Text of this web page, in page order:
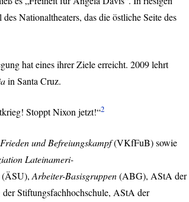
Nationaltheaters, das die östliche Seite des
hat eines ihrer Ziele erreicht. 2009 lehrt
in Santa Cruz.
Stoppt Nixon jetzt!“2
und Befreiungskampf(VKfFuB) sowie
Lateinameri-
(ÄSU), Arbeiter-Basisgruppen(ABG), AStA der
Stiftungsfachhochschule, AStA der